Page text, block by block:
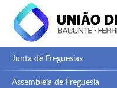
Junta de Freguesias
Assembleia de Freguesia